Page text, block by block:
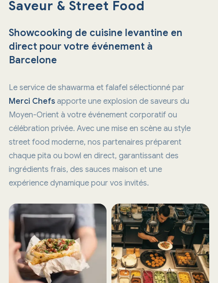
Saveur & Street Food
Showcooking de cuisine levantine en
direct pour votre événement à
Barcelone
‍Le service de shawarma et falafel sélectionné par
Merci Chefsapporte une explosion de saveurs du
Moyen-Orient à votre événement corporatif ou
célébration privée. Avec une mise en scène au style
street food moderne, nos partenaires préparent
chaque pita ou bowl en direct, garantissant des
ingrédients frais, des sauces maison et une
expérience dynamique pour vos invités.